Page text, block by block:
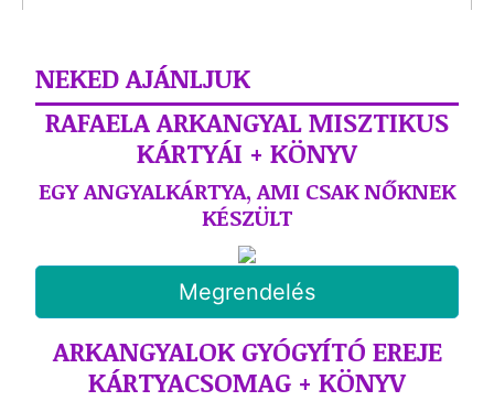
NEKED AJÁNLJUK
RAFAELA ARKANGYAL MISZTIKUS
KÁRTYÁI + KÖNYV
EGY ANGYALKÁRTYA, AMI CSAK NŐKNEK
KÉSZÜLT
Megrendelés
ARKANGYALOK GYÓGYÍTÓ EREJE
KÁRTYACSOMAG + KÖNYV